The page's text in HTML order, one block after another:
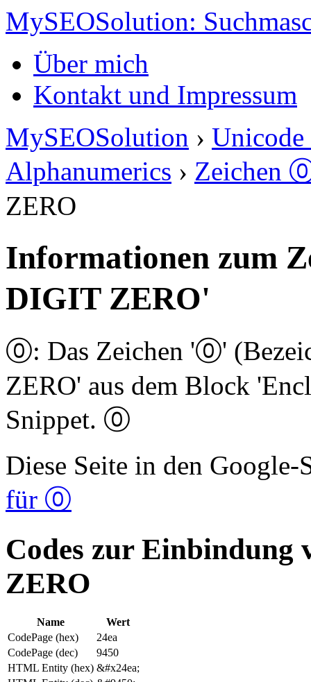
MySEOSolution:
Über mich
Kontakt und Impressum
MySEOSolution › Unicode
Alphanumerics › Zeichen
ZERO
Informationen zum
DIGIT ZERO'
⓪: Das Zeichen '⓪'
ZERO' aus dem Block
Snippet. ⓪
Diese Seite in den Google-
für ⓪
Codes zur
ZERO
Name
Wert
CodePage (hex)
24ea
CodePage (dec)
9450
HTML Entity (hex) &#x24ea;